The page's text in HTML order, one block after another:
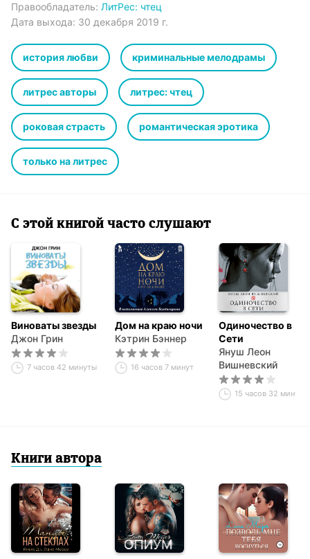
Да ещё и в закрытом клубе «Опиум» – настоящем адском
логове, переполненным представителями криминального
Неужели Тайлер один из них?
Водоворот страсти окунет их в агонию и боль, а Тайлеру
придется сделать выбор между любимой женщиной и
личным возмездием…
Правообладатель: ЛитРес: чтец
Дата выхода: 30 декабря 2019 г.
история любви криминальные мелодрамы
литрес авторы литрес: чтец
роковая страсть романтическая эротика
только на литрес
С этой книгой часто слушают
Виноваты звезды
Джон Грин
7 часов 42 минуты
Дом на краю ночи
Кэтрин Бэннер
16 часов 7 минут
Одиночество в
Сети
Януш Леон
Вишневский
15 часов 32 минуты
Книги автора